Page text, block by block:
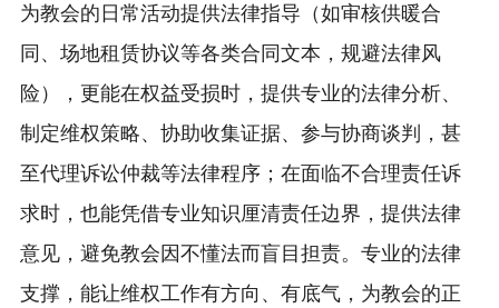
为教会的日常活动提供法律指导（如审核供暖合
同、场地租赁协议等各类合同文本，规避法律风
险），更能在权益受损时，提供专业的法律分析、
制定维权策略、协助收集证据、参与协商谈判，甚
至代理诉讼仲裁等法律程序；在面临不合理责任诉
求时，也能凭借专业知识厘清责任边界，提供法律
意见，避免教会因不懂法而盲目担责。专业的法律
支撑，能让维权工作有方向、有底气，为教会的正